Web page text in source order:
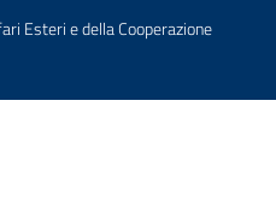
Esteri e della Cooperazione